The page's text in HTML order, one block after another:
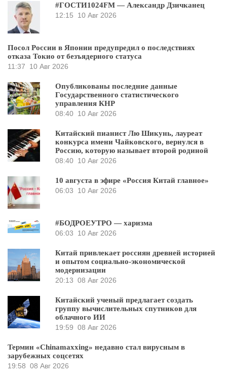
#ГОСТИ1024FM — Александр Дзичканец
12:15
10 Авг 2026
Посол России в Японии предупредил о последствиях
отказа Токио от безъядерного статуса
11:37
10 Авг 2026
Опубликованы последние данные
Государственного статистического
управления КНР
08:40 10 Авг 2026
Китайский пианист Лю Шикунь, лауреат
конкурса имени Чайковского, вернулся в
Россию, которую называет второй родиной
08:40 10 Авг 2026
10 августа в эфире «Россия Китай главное»
06:03
10 Авг 2026
#БОДРОЕУТРО — харизма
06:03
10 Авг 2026
Китай привлекает россиян древней историей
и опытом социально-экономической
модернизации
20:13 08 Авг 2026
Китайский ученый предлагает создать
группу вычислительных спутников для
облачного ИИ
19:59 08 Авг 2026
Термин «Chinamaxxing» недавно стал вирусным в
зарубежных соцсетях
19:58 08 Авг 2026